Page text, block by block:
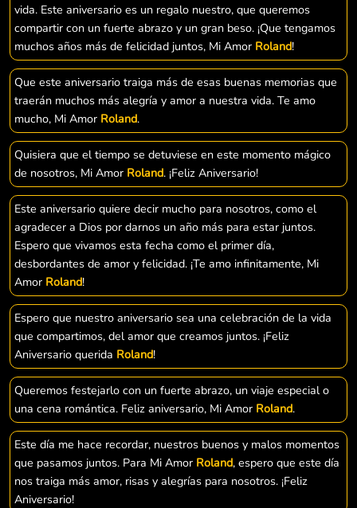
vida. Este aniversario es un regalo nuestro, que queremos
compartir con un fuerte abrazo y un gran beso. ¡Que tengamos
muchos años más de felicidad juntos, Mi Amor Roland!
Que este aniversario traiga más de esas buenas memorias que
traerán muchos más alegría y amor a nuestra vida. Te amo
mucho, Mi Amor Roland.
Quisiera que el tiempo se detuviese en este momento mágico
de nosotros, Mi Amor Roland. ¡Feliz Aniversario!
Este aniversario quiere decir mucho para nosotros, como el
agradecer a Dios por darnos un año más para estar juntos.
Espero que vivamos esta fecha como el primer día,
desbordantes de amor y felicidad. ¡Te amo infinitamente, Mi
Amor Roland!
Espero que nuestro aniversario sea una celebración de la vida
que compartimos, del amor que creamos juntos. ¡Feliz
Aniversario querida Roland!
Queremos festejarlo con un fuerte abrazo, un viaje especial o
una cena romántica. Feliz aniversario, Mi Amor Roland.
Este día me hace recordar, nuestros buenos y malos momentos
que pasamos juntos. Para Mi Amor Roland, espero que este día
nos traiga más amor, risas y alegrías para nosotros. ¡Feliz
Aniversario!